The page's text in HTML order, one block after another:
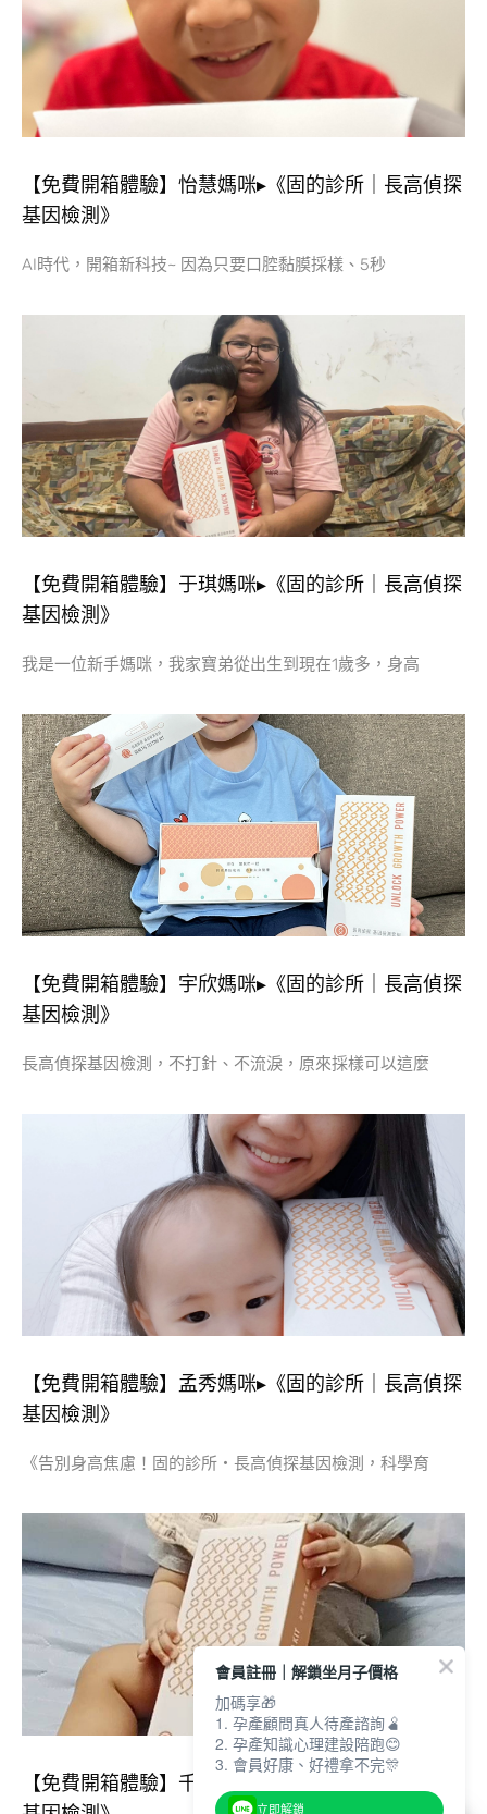
【免費開箱體驗】怡慧媽咪▸《固的診所｜長高偵探
基因檢測》
AI時代，開箱新科技~ 因為只要口腔黏膜採樣、5秒
【免費開箱體驗】于琪媽咪▸《固的診所｜長高偵探
基因檢測》
我是一位新手媽咪，我家寶弟從出生到現在1歲多，身高
【免費開箱體驗】宇欣媽咪▸《固的診所｜長高偵探
基因檢測》
長高偵探基因檢測，不打針、不流淚，原來採樣可以這麼
【免費開箱體驗】孟秀媽咪▸《固的診所｜長高偵探
基因檢測》
《告別身高焦慮！固的診所・長高偵探基因檢測，科學育
【免費開箱體驗】千淯媽咪▸《固的診所｜長高偵探
會員註冊｜解鎖坐月子價格
加碼享🎁
1. 孕產顧問真人待產諮詢🫄
2. 孕產知識心理建設陪跑😊
3. 會員好康、好禮拿不完🎊
立即解鎖